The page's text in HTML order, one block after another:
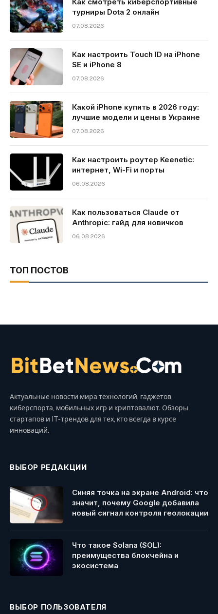
турниры Dota 2 онлайн
07.08.2026
Как настроить Touch ID на iPhone
SE и iPhone 8
07.08.2026
Какой iPhone купить в 2026 году:
лучшие модели и цены в Украине
07.08.2026
Как настроить роутер Keenetic:
интернет, Wi-Fi и порты
06.08.2026
Как пользоваться Claude от
Anthropic: гайд для новичков
06.08.2026
ТОП ПОСТОВ
Актуальные новости мира технологий, гаджетов,
киберспорта, мобильных игр и криптовалют. Обзоры
стартапов и IT-трендов для тех, кто всегда в курсе
инноваций.
ВЫБОР РЕДАКЦИИ
Синяя точка на экране Android: что
значит, почему Google добавила
новый сигнал контроля геолокации
Что такое Solana (SOL):
преимущества блокчейна и
экосистема
ВЫБОР ПОЛЬЗОВАТЕЛЯ